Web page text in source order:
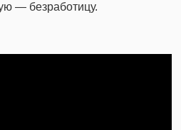
— безработицу.